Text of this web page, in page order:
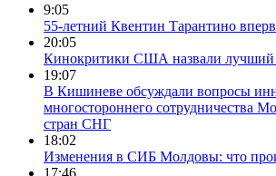
9:05
55-летний Квентин Тарантино
20:05
Кинокритики США назвали лучший
19:07
В Кишиневе обсуждали вопросы
многостороннего сотрудничества
стран СНГ
18:02
Изменения в СИБ Молдовы: что
17:46